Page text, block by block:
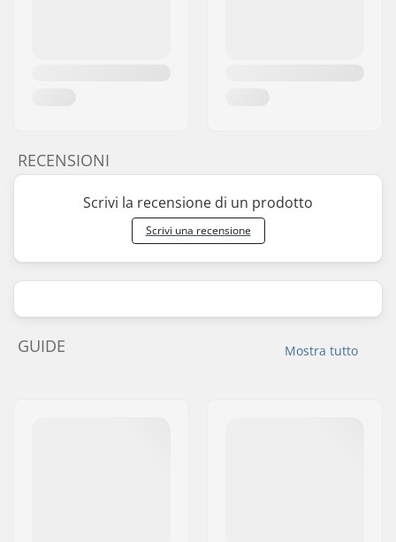
RECENSIONI
Scrivi la recensione di un prodotto
Scrivi una recensione
Mostra tutto
GUIDE